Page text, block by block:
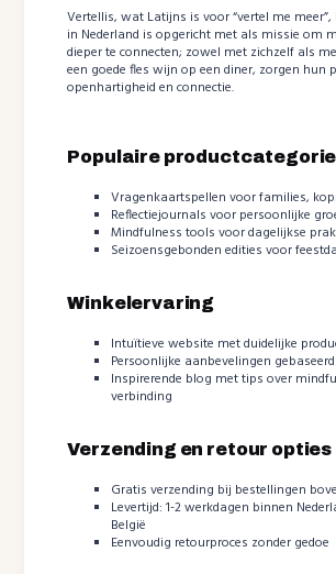
Vertellis, wat Latijns is voor “vertel me
in Nederland is opgericht met als missie om
dieper te connecten; zowel met zichzelf als
een goede fles wijn op een diner, zorgen hun
openhartigheid en connectie.
Populaire
Vragenkaartspellen voor families,
Reflectiejournals voor persoonlijke
Mindfulness tools voor dagelijkse
Seizoensgebonden edities voor
Winkelervaring
Intuïtieve website met duidelijke
Persoonlijke aanbevelingen
Inspirerende blog met tips over
verbinding
Verzending en retour opties
Gratis verzending bij bestellingen
Levertijd: 1-2 werkdagen binnen
België
Eenvoudig retourproces zonder gedoe